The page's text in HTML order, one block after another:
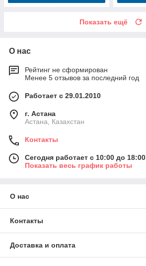
Показать ещё
О нас
Рейтинг не сформирован
Менее 5 отзывов за последний год
Работает с 29.01.2010
г. Астана
Астана, Казахстан
Контакты
Сегодня работает с 10:00 до 18:00
Показать весь график работы
О нас
Контакты
Доставка и оплата